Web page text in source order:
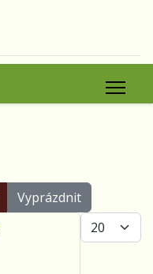
Vyprázdnit
Počet